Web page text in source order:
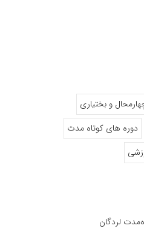
و بختیاری
دوره های کوتاه مدت
لردگان